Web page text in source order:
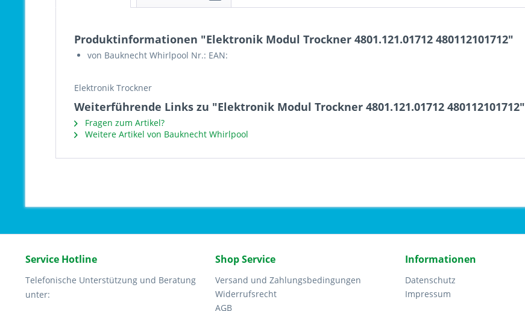
Produktinformationen "Elektronik Modul Trockner 4801.121.01712 480112101712"
von Bauknecht Whirlpool Nr.: EAN:
Elektronik Trockner
Weiterführende Links zu "Elektronik Modul Trockner 4801.121.01712 480112101712"
Fragen zum Artikel?
Weitere Artikel von Bauknecht Whirlpool
Service Hotline
Telefonische Unterstützung und Beratung
unter:
Shop Service
Versand und Zahlungsbedingungen
Widerrufsrecht
AGB
Informationen
Datenschutz
Impressum